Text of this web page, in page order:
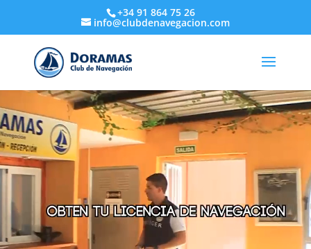
+34 91 864 75 26
info@clubdenavegacion.com
Reproductor
de
vídeo
Doramas
Club de Navegación